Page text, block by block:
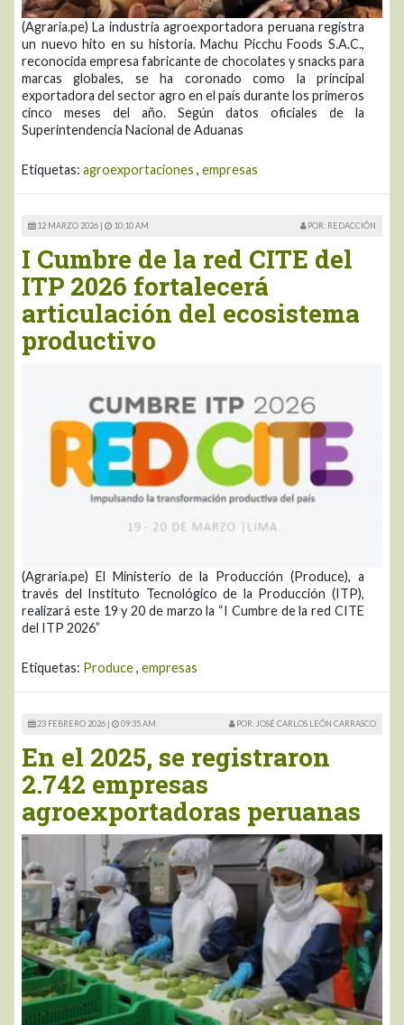
(Agraria.pe) La industria agroexportadora peruana registra
un nuevo hito en su historia. Machu Picchu Foods S.A.C.,
reconocida empresa fabricante de chocolates y snacks para
marcas globales, se ha coronado como la principal
exportadora del sector agro en el país durante los primeros
cinco meses del año. Según datos oficiales de la
Superintendencia Nacional de Aduanas
Etiquetas: agroexportaciones , empresas
12 MARZO 2026 | 10:10 AM POR: REDACCIÓN
I Cumbre de la red CITE del
ITP 2026 fortalecerá
articulación del ecosistema
productivo
(Agraria.pe) El Ministerio de la Producción (Produce), a
través del Instituto Tecnológico de la Producción (ITP),
realizará este 19 y 20 de marzo la “I Cumbre de la red CITE
del ITP 2026”
Etiquetas: Produce, empresas
23 FEBRERO 2026 | 09:35 AM POR: JOSÉ CARLOS LEÓN CARRASCO
En el 2025, se registraron
2.742 empresas
agroexportadoras peruanas